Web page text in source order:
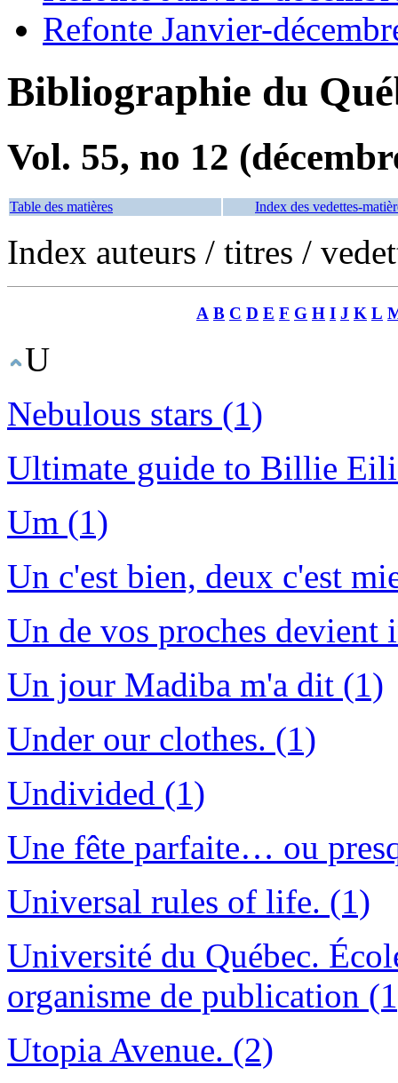
Refonte Janvier-
Bibliographie du
Vol. 55, no 12
Table des matières Index des vedettes-
Index auteurs / titres /
A B C D E F G H I J K L
U
Nebulous stars (1)
Ultimate guide to Billie
Um (1)
Un c'est bien, deux c'est
Un de vos proches devient
Un jour Madiba m'a dit (1)
Under our clothes. (1)
Undivided (1)
Une fête parfaite… ou
Universal rules of life. (1)
Université du Québec.
organisme de publication
Utopia Avenue. (2)